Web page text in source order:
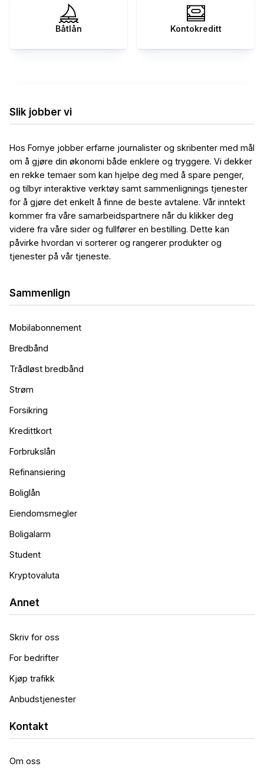
Båtlån Kontokreditt
Slik jobber vi
Hos Fornye jobber erfarne journalister og skribenter med mål
om å gjøre din økonomi både enklere og tryggere. Vi dekker
en rekke temaer som kan hjelpe deg med å spare penger,
og tilbyr interaktive verktøy samt sammenlignings tjenester
for å gjøre det enkelt å finne de beste avtalene. Vår inntekt
kommer fra våre samarbeidspartnere når du klikker deg
videre fra våre sider og fullfører en bestilling. Dette kan
påvirke hvordan vi sorterer og rangerer produkter og
tjenester på vår tjeneste.
Sammenlign
Mobilabonnement
Bredbånd
Trådløst bredbånd
Strøm
Forsikring
Kredittkort
Forbrukslån
Refinansiering
Boliglån
Eiendomsmegler
Boligalarm
Student
Kryptovaluta
Annet
Skriv for oss
For bedrifter
Kjøp trafikk
Anbudstjenester
Kontakt
Om oss